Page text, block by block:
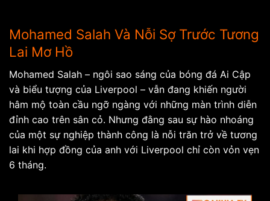
Mohamed Salah Và Nỗi Sợ Trước Tương
Lai Mơ Hồ
Mohamed Salah – ngôi sao sáng của bóng đá Ai Cập
và biểu tượng của Liverpool – vẫn đang khiến người
hâm mộ toàn cầu ngỡ ngàng với những màn trình diễn
đỉnh cao trên sân cỏ. Nhưng đằng sau sự hào nhoáng
của một sự nghiệp thành công là nỗi trăn trở về tương
lai khi hợp đồng của anh với Liverpool chỉ còn vỏn vẹn
6 tháng.